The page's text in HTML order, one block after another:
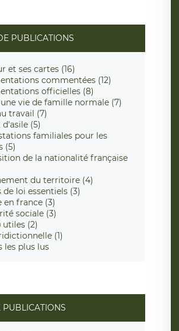
PUBLICATIONS
et ses cartes (16)
commentées (12)
officielles (8)
vie de famille normale (7)
travail (7)
d'asile (5)
familiales pour les
(5)
de la nationalité française
du territoire (4)
de loi essentiels (3)
en france (3)
sociale (3)
utiles (2)
(1)
les plus lus
PUBLICATIONS